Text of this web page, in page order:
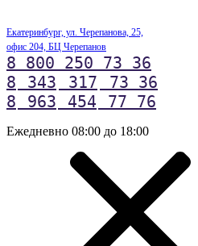
Екатеринбург, ул. Черепанова, 25,
офис 204, БЦ Черепанов
8 800 250 73 36
8
343 317
73 36
8
963 454 77 76
Ежедневно 08:00 до 18:00